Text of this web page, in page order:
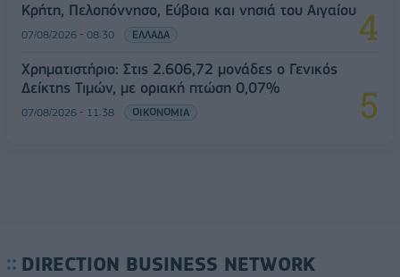
Κρήτη, Πελοπόννησο, Εύβοια και νησιά του Αιγαίου
07/08/2026 - 08:30 ΕΛΛΑΔΑ
Χρηματιστήριο: Στις 2.606,72 μονάδες ο Γενικός
Δείκτης Τιμών, με οριακή πτώση 0,07%
07/08/2026 - 11:38 ΟΙΚΟΝΟΜΙΑ
DIRECTION BUSINESS NETWORK